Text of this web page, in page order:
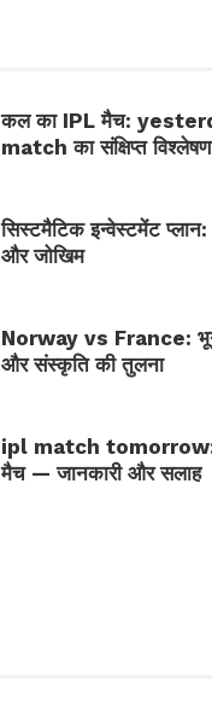
कल का IPL मैच:
match का संक्षिप्त विश्लेषण
सिस्टमैटिक इन्वेस्टमेंट
और जोखिम
Norway vs France:
और संस्कृति की तुलना
ipl match
मैच — जानकारी और सलाह